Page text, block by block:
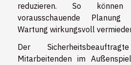
reduzieren. So
vorausschauende
Wartung wirkungsvoll
Der
Mitarbeitenden im